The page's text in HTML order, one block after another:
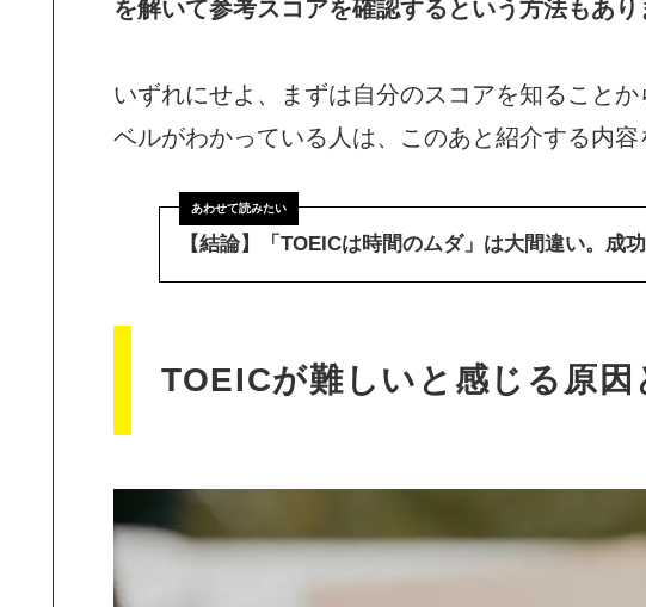
を解いて参考スコアを確認するという方法もあり
いずれにせよ、まずは自分のスコアを知ること
ベルがわかっている人は、このあと紹介する内容
【結論】「TOEICは時間のムダ」は大間違い。成
TOEICが難しいと感じる原因